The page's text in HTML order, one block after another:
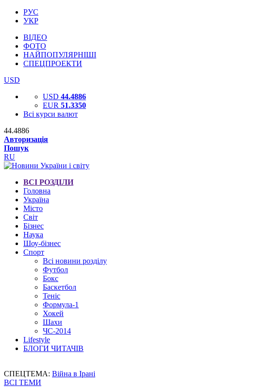
РУС
УКР
ВІДЕО
ФОТО
НАЙПОПУЛЯРНІШІ
СПЕЦПРОЕКТИ
USD
USD 44.4886
EUR 51.3350
Всі курси валют
44.4886
Авторизація
Пошук
RU
ВСІ РОЗДІЛИ
Головна
Україна
Місто
Світ
Бізнес
Наука
Шоу-бізнес
Спорт
Всі новини розділу
Футбол
Бокс
Баскетбол
Теніс
Формула-1
Хокей
Шахи
ЧС-2014
Lifestyle
БЛОГИ ЧИТАЧІВ
СПЕЦТЕМА: Війна в Ірані
ВСІ ТЕМИ